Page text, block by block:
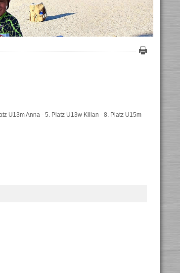
U13m Anna - 5. Platz U13w Kilian - 8. Platz U15m